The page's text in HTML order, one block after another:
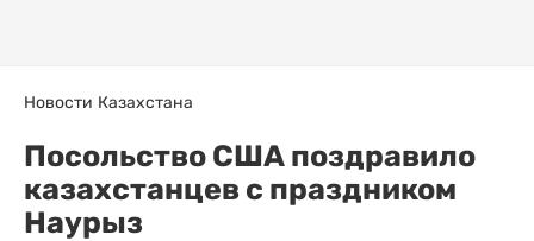
Новости Казахстана
Посольство США поздравило
казахстанцев с праздником
Наурыз